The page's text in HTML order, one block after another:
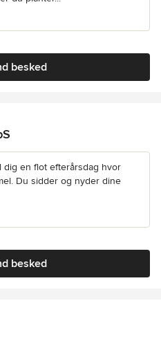
besked
dig en flot efterårsdag hvor
Du sidder og nyder dine
besked